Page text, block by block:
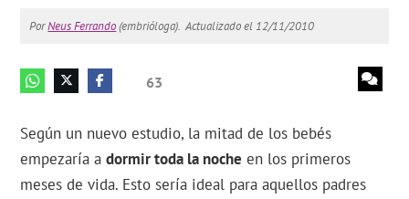
PorNeus Ferrando(embrióloga). Actualizado el 12/11/2010
63
Según un nuevo estudio, la mitad de los bebés
empezaría adormir toda la noche en los primeros
meses de vida. Esto sería ideal para aquellos padres